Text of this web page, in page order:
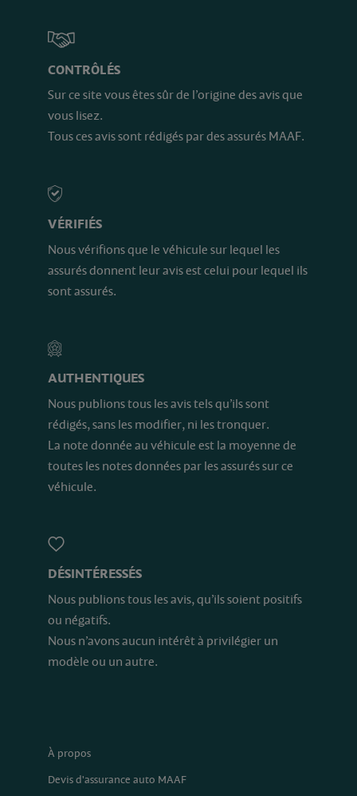
CONTRÔLÉS
Sur ce site vous êtes sûr de l’origine des avis que
vous lisez.
Tous ces avis sont rédigés par des assurés MAAF.
VÉRIFIÉS
Nous vérifions que le véhicule sur lequel les
assurés donnent leur avis est celui pour lequel ils
sont assurés.
AUTHENTIQUES
Nous publions tous les avis tels qu’ils sont
rédigés, sans les modifier, ni les tronquer.
La note donnée au véhicule est la moyenne de
toutes les notes données par les assurés sur ce
véhicule.
DÉSINTÉRESSÉS
Nous publions tous les avis, qu’ils soient positifs
ou négatifs.
Nous n’avons aucun intérêt à privilégier un
modèle ou un autre.
À propos
Devis d'assurance auto MAAF